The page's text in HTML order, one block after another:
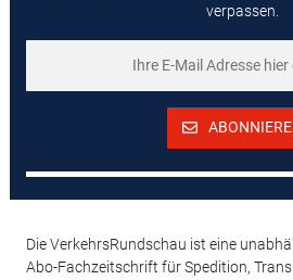
verpassen.
Die VerkehrsRundschau ist eine
Abo-Fachzeitschrift für Spedition,